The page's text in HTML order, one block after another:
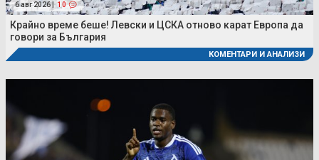
6 авг 2026 | 10
Крайно време беше! Левски и ЦСКА отново карат Европа да
говори за България
КОМЕНТАРИ И АНАЛИЗИ